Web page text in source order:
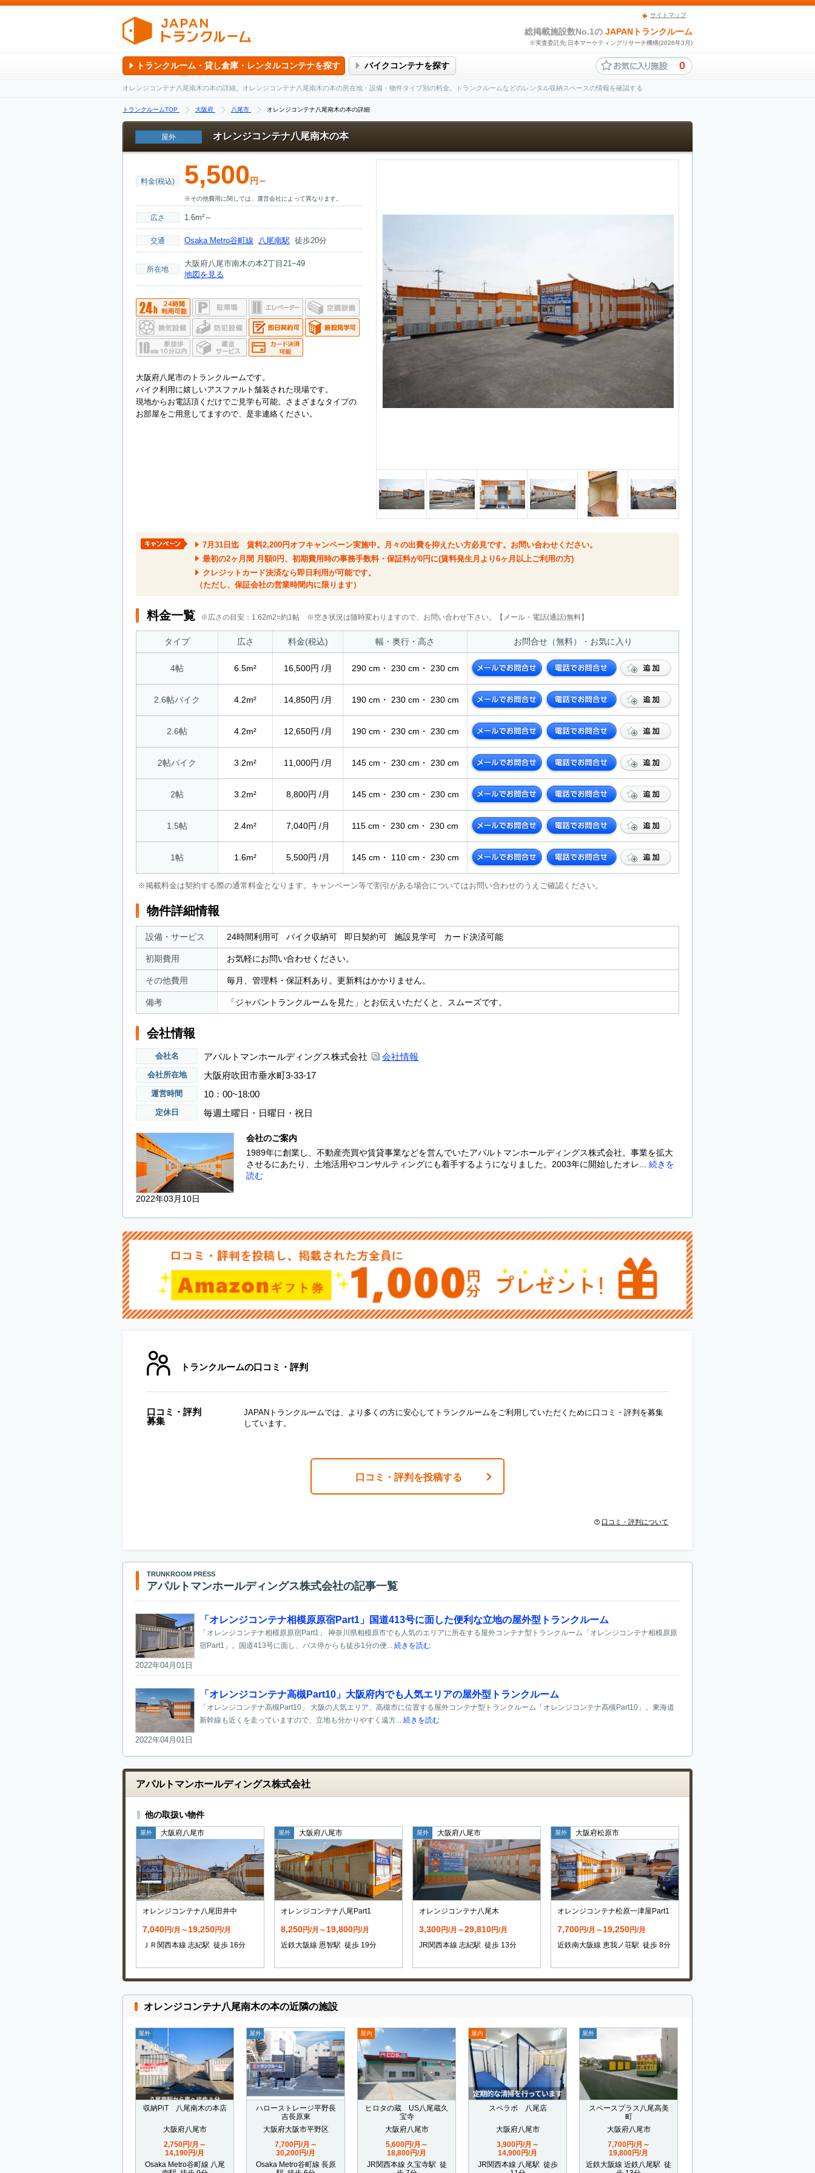
サイトマップ
総掲載施設数No.1の JAPANトランクルーム
※実査委託先:日本マーケティングリサーチ機構(2026年3月)
トランクルーム・貸し倉庫・レンタルコンテナを探す バイクコンテナを探す 0
オレンジコンテナ八尾南木の本の詳細。オレンジコンテナ八尾南木の本の所在地・設備・物件タイプ別の料金。トランクルームなどのレンタル収納スペースの情報を確認する
トランクルームTOP 大阪府 八尾市 オレンジコンテナ八尾南木の本の詳細
屋外 オレンジコンテナ八尾南木の本
料金(税込) 5,500 円～
※その他費用に関しては、運営会社によって異なります。
広さ 1.6m²～
交通 Osaka Metro谷町線 八尾南駅 徒歩20分
所在地
大阪府八尾市南木の本2丁目21−49
地図を見る
大阪府八尾市のトランクルームです。
バイク利用に嬉しいアスファルト舗装された現場です。
現地からお電話頂くだけでご見学も可能。さまざまなタイプの
お部屋をご用意してますので、是非連絡ください。
7月31日迄 賃料2,200円オフキャンペーン実施中。月々の出費を抑えたい方必見です。お問い合わせください。
最初の2ヶ月間 月額0円、初期費用時の事務手数料・保証料が0円に(賃料発生月より6ヶ月以上ご利用の方)
クレジットカード決済なら即日利用が可能です。
（ただし、保証会社の営業時間内に限ります）
料金一覧 ※広さの目安：1.62m2=約1帖 ※空き状況は随時変わりますので、お問い合わせ下さい。【メール・電話(通話)無料】
タイプ 広さ 料金(税込) 幅・奥行・高さ お問合せ（無料）・お気に入り
4帖 6.5m² 16,500円 /月 290 cm・ 230 cm・ 230 cm
2.6帖バイク 4.2m² 14,850円 /月 190 cm・ 230 cm・ 230 cm
2.6帖 4.2m² 12,650円 /月 190 cm・ 230 cm・ 230 cm
2帖バイク 3.2m² 11,000円 /月 145 cm・ 230 cm・ 230 cm
2帖 3.2m² 8,800円 /月 145 cm・ 230 cm・ 230 cm
1.5帖 2.4m² 7,040円 /月 115 cm・ 230 cm・ 230 cm
1帖 1.6m² 5,500円 /月 145 cm・ 110 cm・ 230 cm
※掲載料金は契約する際の通常料金となります。キャンペーン等で割引がある場合についてはお問い合わせのうえご確認ください。
物件詳細情報
設備・サービス 24時間利用可 バイク収納可 即日契約可 施設見学可 カード決済可能
初期費用 お気軽にお問い合わせください。
その他費用 毎月、管理料・保証料あり。更新料はかかりません。
備考 「ジャパントランクルームを見た」とお伝えいただくと、スムーズです。
会社情報
会社名 アパルトマンホールディングス株式会社 会社情報
会社所在地 大阪府吹田市垂水町3-33-17
運営時間 10：00~18:00
定休日 毎週土曜日・日曜日・祝日
2022年03月10日
会社のご案内
1989年に創業し、不動産売買や賃貸事業などを営んでいたアパルトマンホールディングス株式会社。事業を拡大
させるにあたり、土地活用やコンサルティングにも着手するようになりました。2003年に開始したオレ...
続きを
読む
トランクルームの口コミ・評判
口コミ・評判
募集
JAPANトランクルームでは、より多くの方に安心してトランクルームをご利用していただくために口コミ・評判を募集
しています。
口コミ・評判を投稿する
口コミ・評判について
TRUNKROOM PRESS
アパルトマンホールディングス株式会社の記事一覧
「オレンジコンテナ相模原原宿Part1」国道413号に面した便利な立地の屋外型トランクルーム
「オレンジコンテナ相模原原宿Part1」 神奈川県相模原市でも人気のエリアに所在する屋外コンテナ型トランクルーム「オレンジコンテナ相模原原
宿Part1」。国道413号に面し、バス停からも徒歩1分の便...
続きを読む
2022年04月01日
「オレンジコンテナ高槻Part10」大阪府内でも人気エリアの屋外型トランクルーム
「オレンジコンテナ高槻Part10」 大阪の人気エリア、高槻市に位置する屋外コンテナ型トランクルーム「オレンジコンテナ高槻Part10」。東海道
新幹線も近くを走っていますので、立地も分かりやすく遠方...
続きを読む
2022年04月01日
アパルトマンホールディングス株式会社
他の取扱い物件
屋外 大阪府八尾市
オレンジコンテナ八尾田井中
7,040円/月～ 19,250円/月
ＪＲ関西本線 志紀駅 徒歩 16分
屋外 大阪府八尾市
オレンジコンテナ八尾Part1
8,250円/月～ 19,800円/月
近鉄大阪線 恩智駅 徒歩 19分
屋外 大阪府八尾市
オレンジコンテナ八尾木
3,300円/月～29,810円/月
JR関西本線 志紀駅 徒歩 13分
屋外 大阪府松原市
オレンジコンテナ松原一津屋Part1
7,700円/月～ 19,250円/月
近鉄南大阪線 恵我ノ荘駅 徒歩 8分
オレンジコンテナ八尾南木の本の近隣の施設
屋外
収納PiT 八尾南木の本店
大阪府八尾市
2,750円/月～
14,190円/月
Osaka Metro谷町線 八尾
屋外
ハローストレージ平野長
吉長原東
大阪府大阪市平野区
7,700円/月～
30,200円/月
Osaka Metro谷町線 長原
屋内
ヒロタの蔵 US八尾蔵久
宝寺
大阪府八尾市
5,600円/月～
18,800円/月
JR関西本線 久宝寺駅 徒
屋内
スペラボ 八尾店
大阪府八尾市
3,900円/月～
14,900円/月
JR関西本線 八尾駅 徒歩
屋外
スペースプラス八尾高美
町
大阪府八尾市
7,700円/月～
19,800円/月
近鉄大阪線 近鉄八尾駅 徒